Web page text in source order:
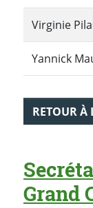
Virginie
Yannick
RETOUR À
Grand